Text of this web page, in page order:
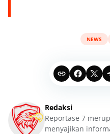
NEWS
Redaksi
Reportase 7
menyajikan